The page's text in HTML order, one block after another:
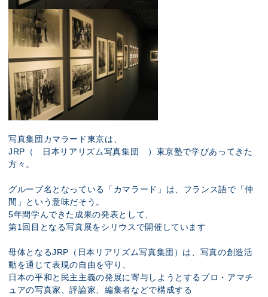
写真集団カマラード東京は、
JRP（
日本リアリズム写真集団
）東京塾で学びあってきた
方々。
グループ名となっている「カマラード」は、フランス語で「仲
間」という意味だそう。
5年間学んできた成果の発表として、
第1回目となる写真展をシリウスで開催しています
母体となるJRP（ 日本リアリズム写真集団 ）は、写真の創造活
動を通じて表現の自由を守り、
日本の平和と民主主義の発展に寄与しようとするプロ・アマチ
ュアの写真家、評論家、編集者などで構成する